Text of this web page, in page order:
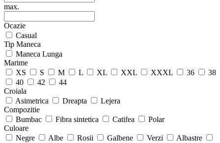
max.
Ocazie
Casual
Tip Maneca
Maneca Lunga
Marime
XS
S M L XL XXL XXXL 36
38
40
42
44
Croiala
Asimetrica
Dreapta
Lejera
Compozitie
Bumbac
Fibra sintetica Catifea
Polar
Culoare
Negre
Albe Rosii Galbene Verzi
Albastre